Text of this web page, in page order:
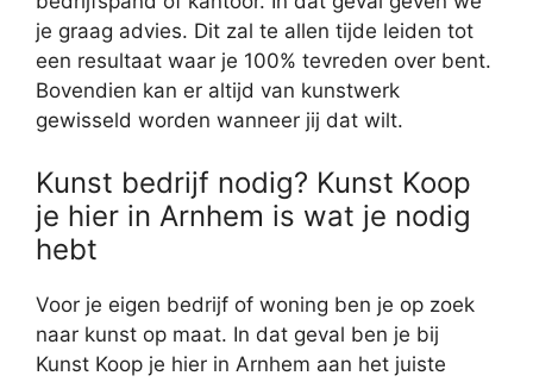
je graag advies. Dit zal te allen tijde leiden tot
een resultaat waar je 100% tevreden over bent.
Bovendien kan er altijd van kunstwerk
gewisseld worden wanneer jij dat wilt.
Kunst bedrijf nodig? Kunst Koop
je hier in Arnhem is wat je nodig
hebt
Voor je eigen bedrijf of woning ben je op zoek
naar kunst op maat. In dat geval ben je bij
Kunst Koop je hier in Arnhem aan het juiste